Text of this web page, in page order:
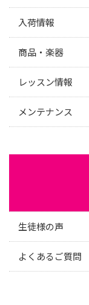
入荷情報
商品・楽器
レッスン情報
メンテナンス
生徒様の声
よくあるご質問